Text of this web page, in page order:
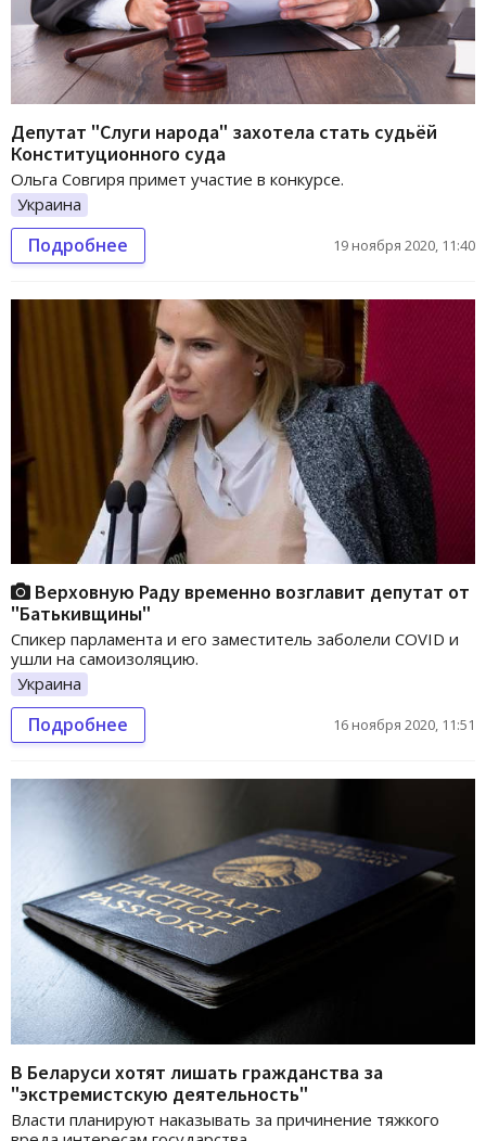
Депутат "Слуги народа" захотела стать судьёй
Конституционного суда
Ольга Совгиря примет участие в конкурсе.
Украина
Подробнее 19 ноября 2020, 11:40
Верховную Раду временно возглавит депутат от
"Батькивщины"
Спикер парламента и его заместитель заболели COVID и
ушли на самоизоляцию.
Украина
Подробнее 16 ноября 2020, 11:51
В Беларуси хотят лишать гражданства за
"экстремистскую деятельность"
Власти планируют наказывать за причинение тяжкого